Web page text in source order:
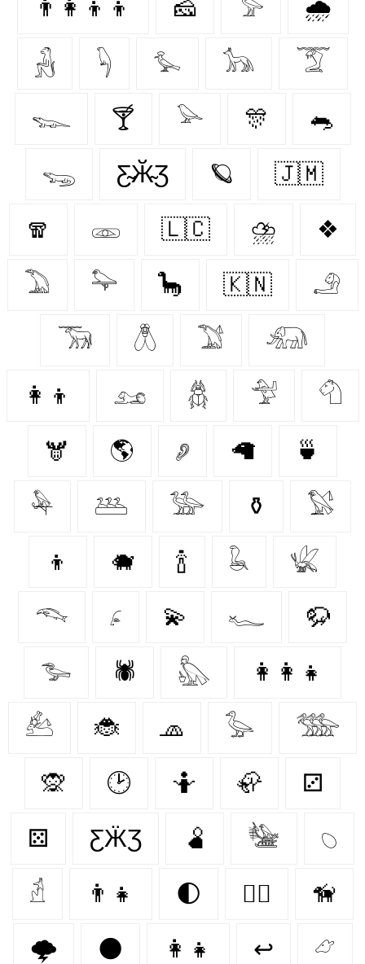
👨‍👩‍👦‍👦 🧀 𓅞 🌧️
𓃻 𓆐 𓅙 𓃥 𓄆
𓆊 🍸 𓅪 🎊 🐀
𓆌 Ƹ̴Ӂ̴Ʒ 🪐 🇯🇲
🧣 𓁽 🇱🇨 ⛈️ ❖
𓅐 𓅍 🦕 🇰🇳 𓄂
𓃞 𓆦 𓅑 𓃰
👩‍👦 𓃭 𓆣 𓅴 𓄇
🫎 🌎 𓂈 🦙 🍵
𓅆 𓅹 𓅺 ⚱️ 𓅄
👦 🐗 🍾 𓆘 𓆤
𓆞 𓂊 💫 𓆑 🦬
𓅧 🕷️ 𓅽 👩‍👩‍👧
𓃕 🐞 🧢 𓅭 𓅢
🙊 🕑 🤷 🦣 ⚂
⚄ ƸӜƷ 🫄 𓅋 𓆇
𓁢 👨‍👧 🌓 🐕‍🦺 🦮
🌩️ 🌑 👩‍👧 ↩ 𓃿